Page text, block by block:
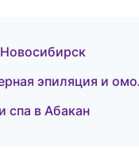
эпиляция и
спа в Абакан